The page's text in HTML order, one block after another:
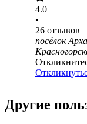
4.0
•
26 отзывов
посёлок
Другие